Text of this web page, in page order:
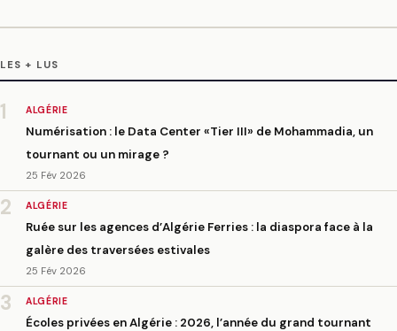
LES + LUS
1 ALGÉRIE
Numérisation : le Data Center «Tier III» de Mohammadia, un
tournant ou un mirage ?
25 Fév 2026
2 ALGÉRIE
Ruée sur les agences d’Algérie Ferries : la diaspora face à la
galère des traversées estivales
25 Fév 2026
3 ALGÉRIE
Écoles privées en Algérie : 2026, l’année du grand tournant